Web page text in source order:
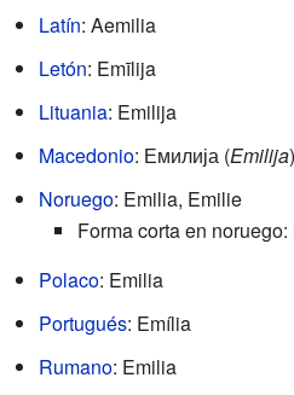
Latín: Aemilia
Letón: Emīlija
Lituania: Emilija
Macedonio: Емилија (Emilija)
Noruego: Emilia, Emilie
Forma corta en
Polaco: Emilia
Portugués: Emília
Rumano: Emilia